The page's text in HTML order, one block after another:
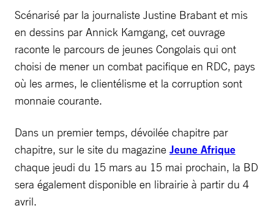
Scénarisé par la journaliste Justine Brabant et mis
en dessins par Annick Kamgang, cet ouvrage
raconte le parcours de jeunes Congolais qui ont
choisi de mener un combat pacifique en RDC, pays
où les armes, le clientélisme et la corruption sont
monnaie courante.
Dans un premier temps, dévoilée chapitre par
chapitre, sur le site du magazine Jeune Afrique
chaque jeudi du 15 mars au 15 mai prochain, la BD
sera également disponible en librairie à partir du 4
avril.